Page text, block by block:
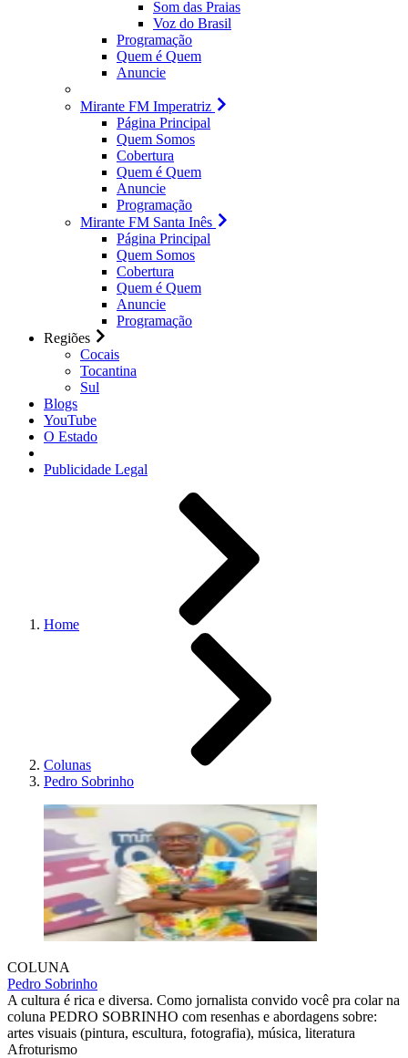
Som das Praias
Voz do Brasil
Programação
Quem é Quem
Anuncie
Mirante FM Imperatriz
Página Principal
Quem Somos
Cobertura
Quem é Quem
Anuncie
Programação
Mirante FM Santa Inês
Página Principal
Quem Somos
Cobertura
Quem é Quem
Anuncie
Programação
Regiões
Cocais
Tocantina
Sul
Blogs
YouTube
O Estado
Publicidade Legal
Home
Colunas
Pedro Sobrinho
COLUNA
Pedro Sobrinho
A cultura é rica e diversa. Como jornalista convido você pra colar na
coluna PEDRO SOBRINHO com resenhas e abordagens sobre:
artes visuais (pintura, escultura, fotografia), música, literatura
Afroturismo